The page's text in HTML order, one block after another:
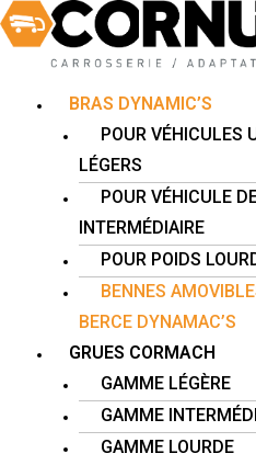
Skip
to
content
BRAS DYNAMIC’S
POUR VÉHICULES
LÉGERS
POUR VÉHICULE
INTERMÉDIAIRE
POUR POIDS
BENNES
BERCE DYNAMAC’S
GRUES CORMACH
GAMME LÉGÈRE
GAMME
GAMME LOURDE
Main
Menu